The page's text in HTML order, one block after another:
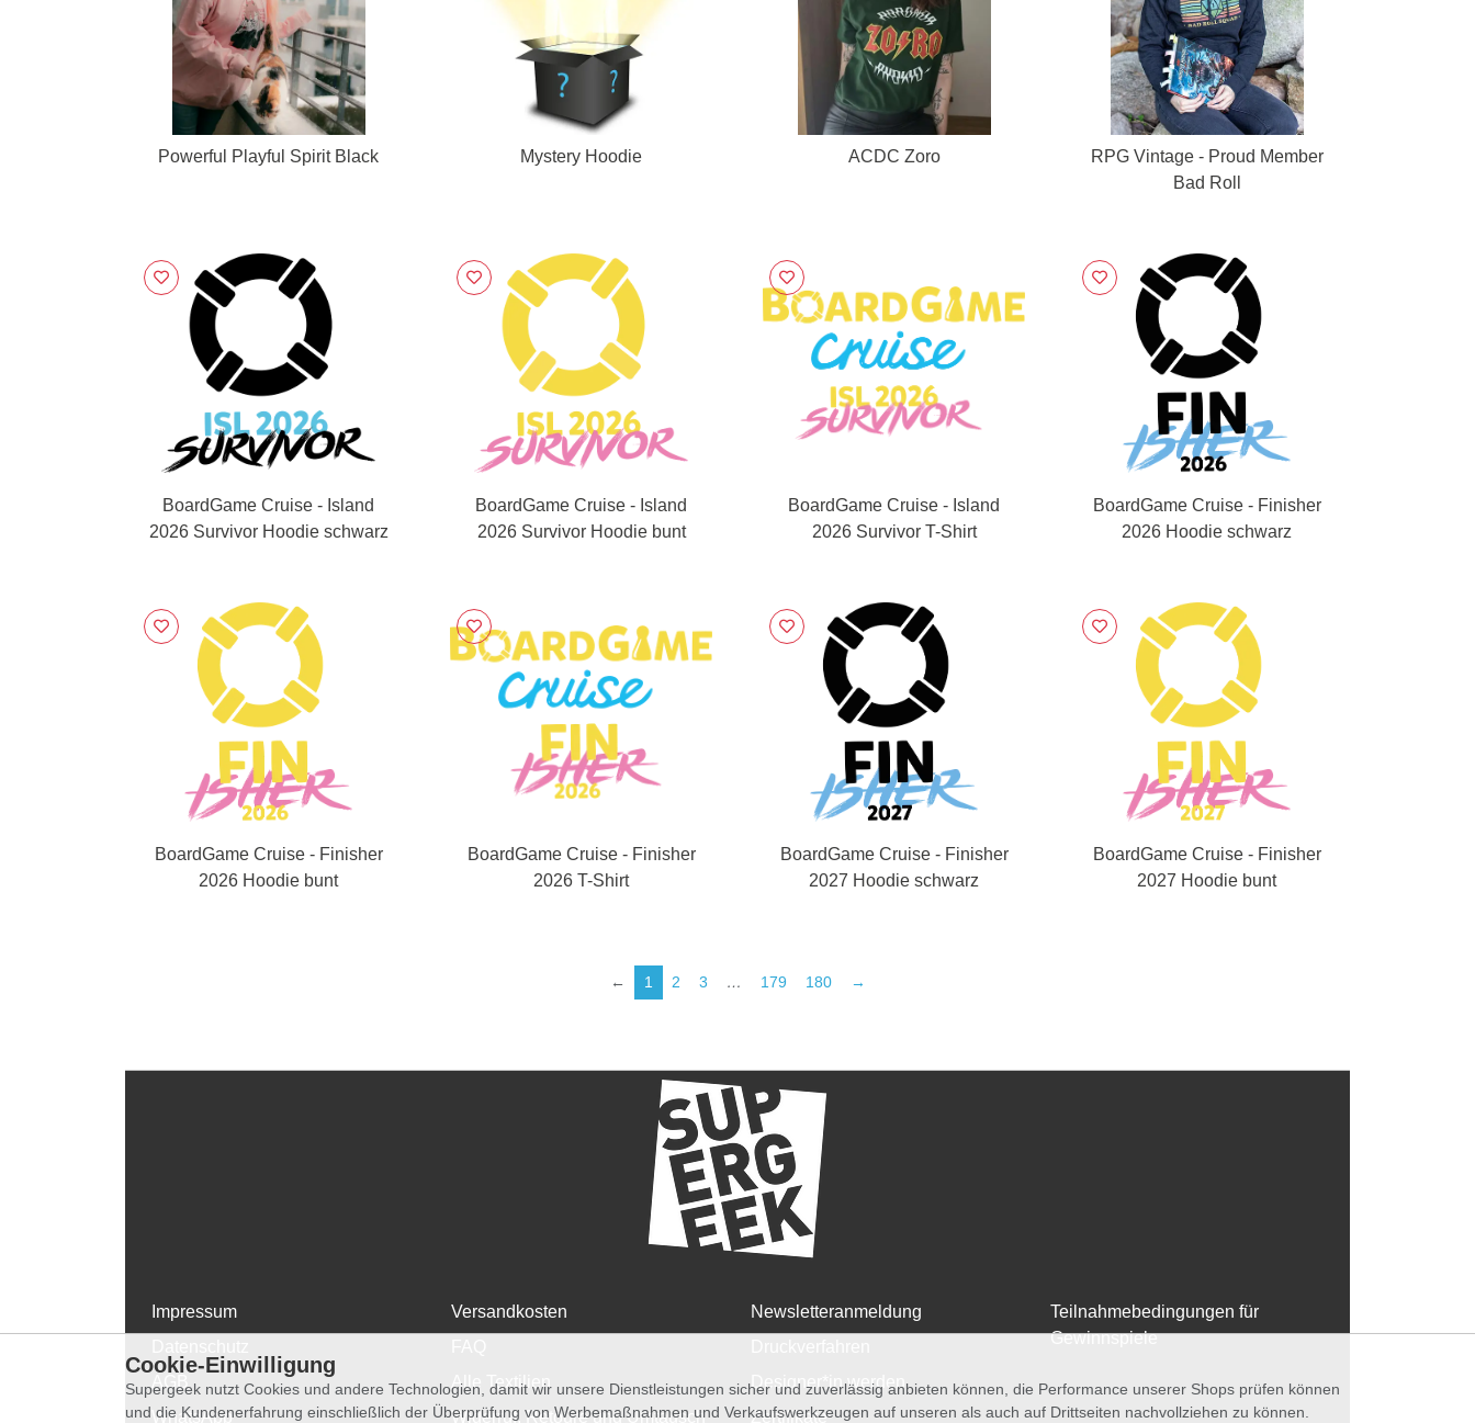
Powerful Playful Spirit Black Mystery Hoodie ACDC Zoro
RPG Vintage - Proud Member
Bad Roll
BoardGame Cruise - Island
2026 Survivor Hoodie schwarz
BoardGame Cruise - Island
2026 Survivor Hoodie bunt
BoardGame Cruise - Island
2026 Survivor T-Shirt
BoardGame Cruise - Finisher
2026 Hoodie schwarz
BoardGame Cruise - Finisher
2026 Hoodie bunt
BoardGame Cruise - Finisher
2026 T-Shirt
BoardGame Cruise - Finisher
2027 Hoodie schwarz
BoardGame Cruise - Finisher
2027 Hoodie bunt
← 1 2 3 … 179 180 →
Impressum
WhatsApp
Versandkosten
Alle Textilien
Widerruf, Retoure und Umtausch
Newsletteranmeldung
Designer*in werden
Zertifikate
Teilnahmebedingungen für
Gewinnspiele
Cookie-Einwilligung
Supergeek nutzt Cookies und andere Technologien, damit wir unsere Dienstleistungen sicher und zuverlässig anbieten können, die Performance unserer Shops prüfen können
und die Kundenerfahrung einschließlich der Überprüfung von Werbemaßnahmen und Verkaufswerkzeugen auf unseren als auch auf Drittseiten nachvollziehen zu können.